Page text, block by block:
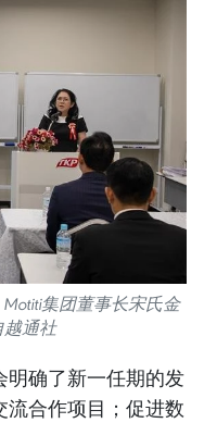
集团董事长宋氏金
越通社
明确了新一任期的发
流合作项目；促进数